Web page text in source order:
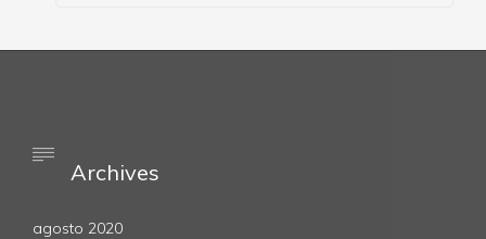

Archives
agosto 2020